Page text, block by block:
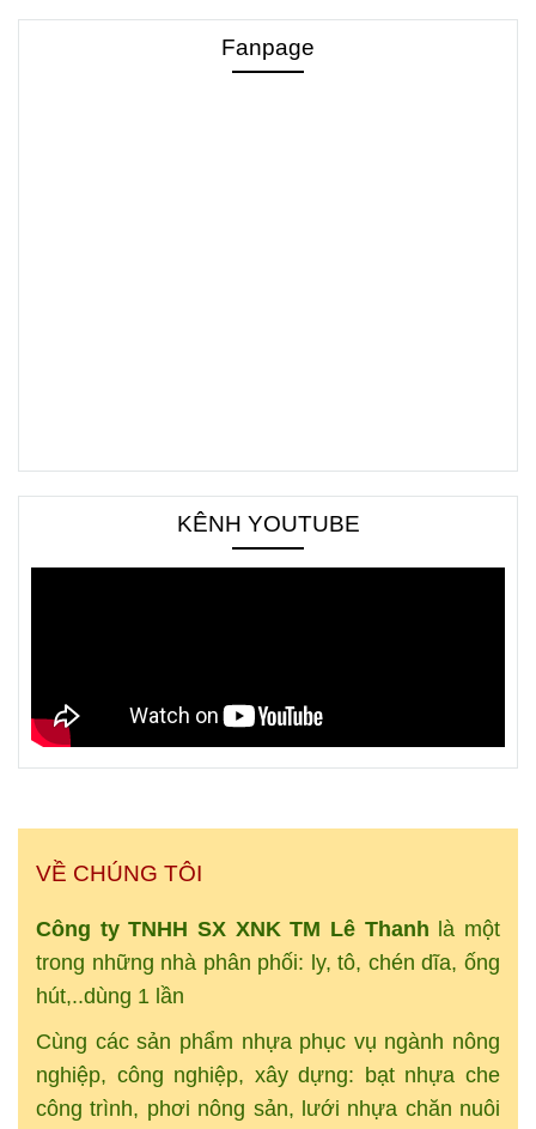
Fanpage
KÊNH YOUTUBE
VỀ CHÚNG TÔI
Công ty TNHH SX XNKTM Lê Thanh là một
trong những nhà phân phối: ly, tô, chén dĩa, ống
hút,..dùng 1 lần
Cùng các sản phẩm nhựa phục vụ ngành nông
nghiệp, công nghiệp, xây dựng: bạt nhựa che
công trình, phơi nông sản, lưới nhựa chăn nuôi